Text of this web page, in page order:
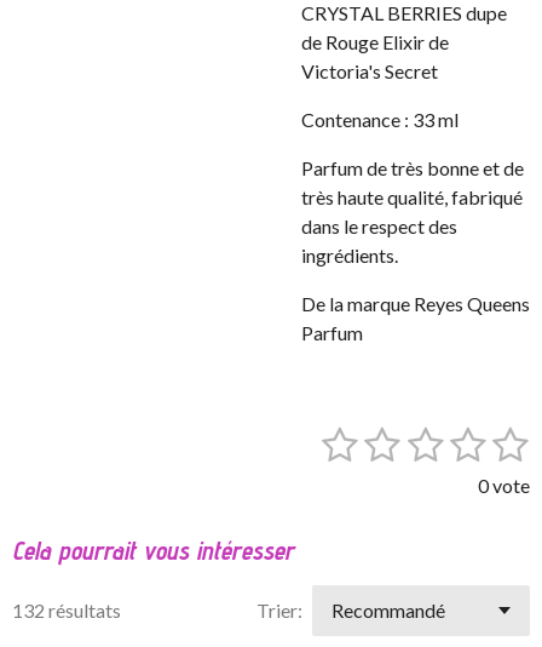
CRYSTAL BERRIES dupe
de Rouge Elixir de
Victoria's Secret
Contenance : 33 ml
Parfum de très bonne et de
très haute qualité, fabriqué
dans le respect des
ingrédients.
De la marque Reyes Queens
Parfum
u
t
1 2
i
3
i
4 5
é
i
v
0 vote
Cela pourrait vous intéresser
132 résultats Trier: